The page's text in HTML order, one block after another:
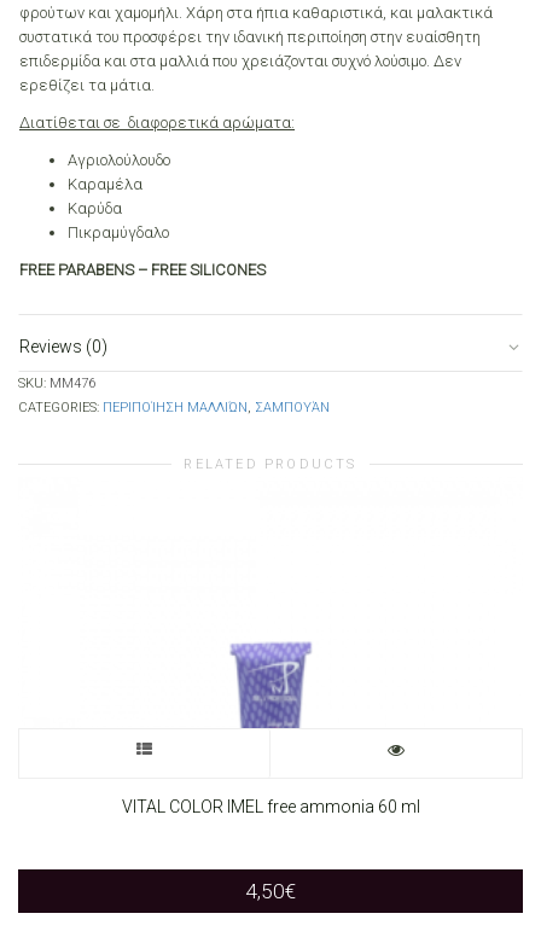
φρούτων και χαμομήλι. Χάρη στα ήπια καθαριστικά, και μαλακτικά
συστατικά του προσφέρει την ιδανική περιποίηση στην ευαίσθητη
επιδερμίδα και στα μαλλιά που χρειάζονται συχνό λούσιμο. Δεν
ερεθίζει τα μάτια.
Διατίθεται σε διαφορετικά αρώματα:
Αγριολούλουδο
Καραμέλα
Καρύδα
Πικραμύγδαλο
FREE PARABENS – FREE SILICONES
Reviews (0)
SKU: MM476
CATEGORIES: ΠΕΡΙΠΟΊΗΣΗ ΜΑΛΛΙΏΝ , ΣΑΜΠΟΥΆΝ
RELATED PRODUCTS
product
multiple
VITAL COLOR IMEL free ammonia 60 ml
4,50€